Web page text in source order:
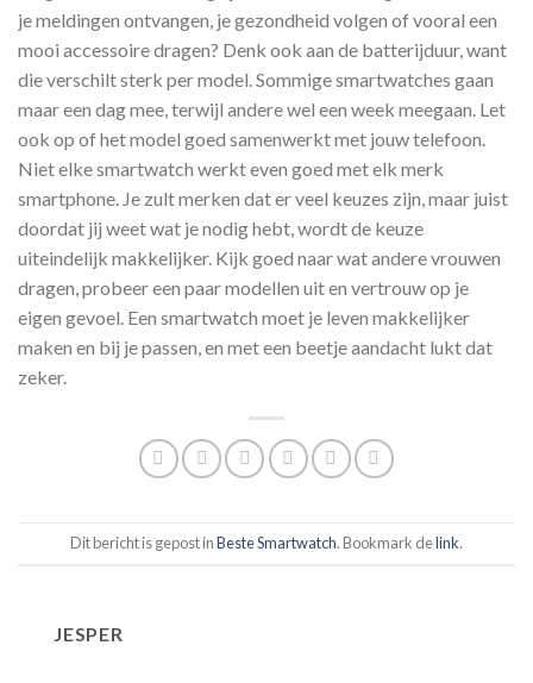
je meldingen ontvangen, je gezondheid volgen of vooral een
mooi accessoire dragen? Denk ook aan de batterijduur, want
die verschilt sterk per model. Sommige smartwatches gaan
maar een dag mee, terwijl andere wel een week meegaan. Let
ook op of het model goed samenwerkt met jouw telefoon.
Niet elke smartwatch werkt even goed met elk merk
smartphone. Je zult merken dat er veel keuzes zijn, maar juist
doordat jij weet wat je nodig hebt, wordt de keuze
uiteindelijk makkelijker. Kijk goed naar wat andere vrouwen
dragen, probeer een paar modellen uit en vertrouw op je
eigen gevoel. Een smartwatch moet je leven makkelijker
maken en bij je passen, en met een beetje aandacht lukt dat
zeker.
Dit bericht is gepost inBeste Smartwatch. Bookmark delink.
JESPER